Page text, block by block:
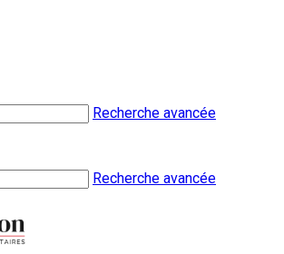
Recherche avancée
Recherche avancée